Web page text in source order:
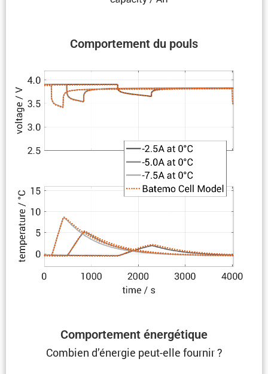
Compor­te­ment du pouls
Compor­te­ment énergétique
Combien d’énergie peut-elle fournir ?